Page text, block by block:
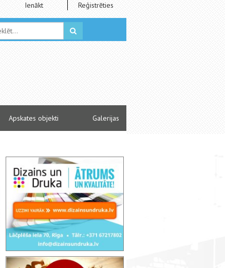
Ienākt Reģistrēties
Apskates objekti Galerijas
Bukmeikeri Šlesera iespējas iekļūt Saeimā